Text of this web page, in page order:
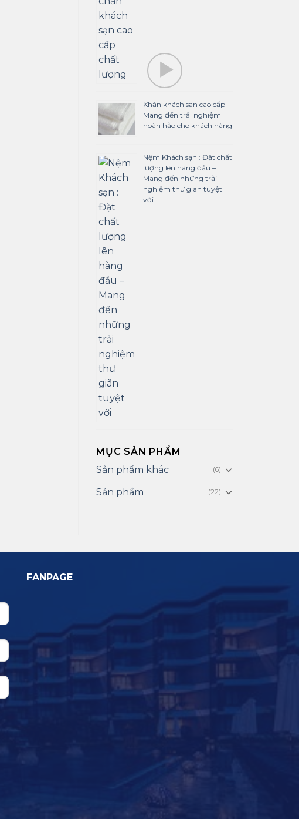
Khăn khách sạn cao cấp –
Mang đến trải nghiệm
hoàn hảo cho khách hàng
Nệm Khách sạn : Đặt chất
lượng lên hàng đầu –
Mang đến những trải
nghiệm thư giãn tuyệt
vời
MỤC SẢN PHẨM
Sản phẩm khác
(6)
Sản phẩm (22)
FANPAGE